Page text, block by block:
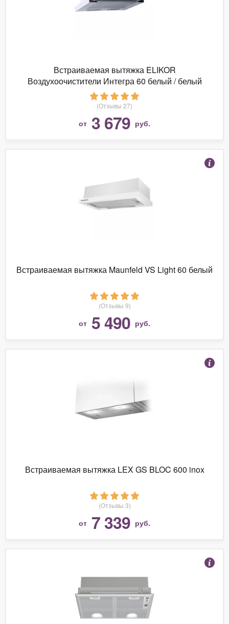
Встраиваемая вытяжка ELIKOR
Воздухоочистители Интегра 60 белый / белый
(Отзывы 27)
от 3 679 руб.
Встраиваемая вытяжка Maunfeld VS Light 60 белый
(Отзывы 9)
от 5 490 руб.
Встраиваемая вытяжка LEX GS BLOC 600 inox
(Отзывы 3)
от 7 339 руб.